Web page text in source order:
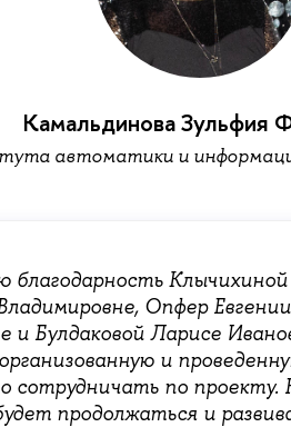
Камальдинова Зульфия
автоматики и
благодарность
Опфер
и Булдаковой Ларисе
и
сотрудничать по проекту.
продолжаться и